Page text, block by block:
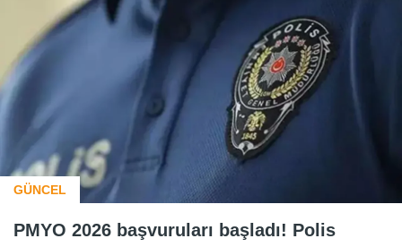
GÜNCEL
PMYO 2026 başvuruları başladı! Polis